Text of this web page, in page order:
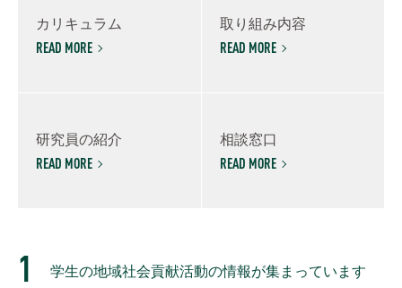
カリキュラム
READ MORE
取り組み内容
READ MORE
研究員の紹介
READ MORE
相談窓口
READ MORE
学生の地域社会貢献活動の情報が集まっています